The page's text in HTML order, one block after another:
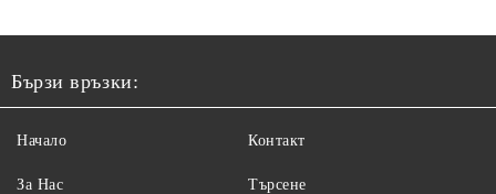
Бързи връзки:
Начало
За Нас
Контакт
Търсене